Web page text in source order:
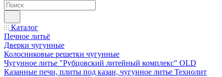
Каталог
Печное литьё
Дверки чугунные
Колосниковые решетки чугунные
Чугунное литье "Рубцовский литейный комплекс" OLD
Казанные печи, плиты под казан, чугунное литье Технолит